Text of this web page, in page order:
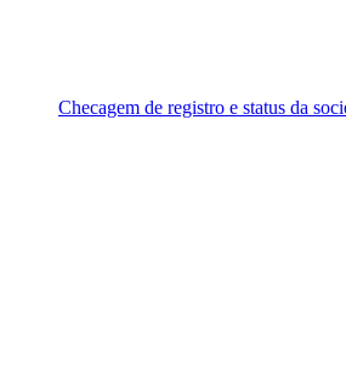
Checagem de registro e status da